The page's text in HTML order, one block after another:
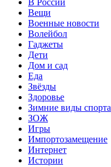
В России
Вещи
Военные новости
Волейбол
Гаджеты
Дети
Дом и сад
Еда
Звёзды
Здоровье
Зимние виды спорта
ЗОЖ
Игры
Импортозамещение
Интернет
Истории